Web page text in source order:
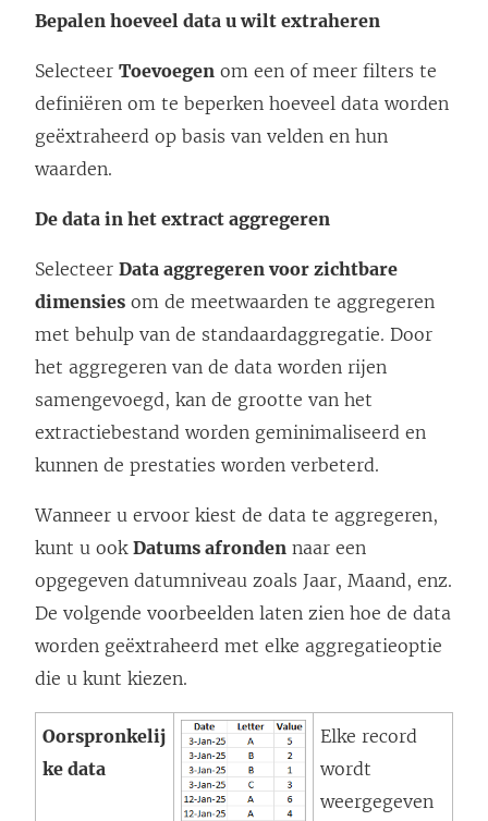
Bepalen hoeveel data u wilt extraheren
Selecteer Toevoegen om een of meer filters te
definiëren om te beperken hoeveel data worden
geëxtraheerd op basis van velden en hun
waarden.
De data in het extract aggregeren
Selecteer Data aggregeren voor zichtbare
dimensies om de meetwaarden te aggregeren
met behulp van de standaardaggregatie. Door
het aggregeren van de data worden rijen
samengevoegd, kan de grootte van het
extractiebestand worden geminimaliseerd en
kunnen de prestaties worden verbeterd.
Wanneer u ervoor kiest de data te aggregeren,
kunt u ook Datums afronden naar een
opgegeven datumniveau zoals Jaar, Maand, enz.
De volgende voorbeelden laten zien hoe de data
worden geëxtraheerd met elke aggregatieoptie
die u kunt kiezen.
Oorspronkelij
ke data
Elke record
wordt
weergegeven